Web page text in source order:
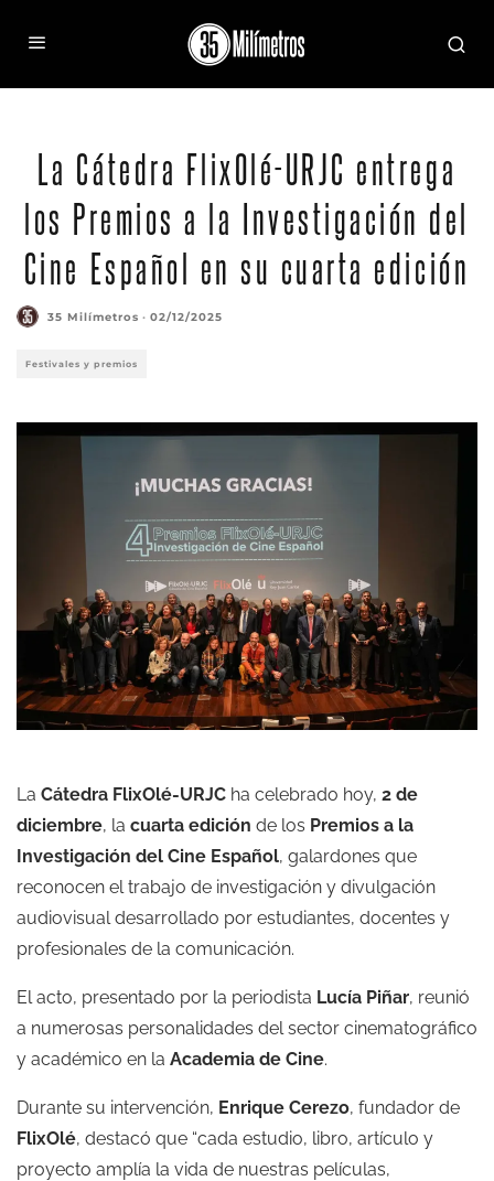
La Cátedra FlixOlé-URJC entrega
los Premios a la Investigación del
Cine Español en su cuarta edición
35 Milímetros · 02/12/2025
Festivales y premios
La Cátedra FlixOlé-URJC ha celebrado hoy, 2 de
diciembre, la cuarta edición de los Premios a la
Investigación del Cine Español, galardones que
reconocen el trabajo de investigación y divulgación
audiovisual desarrollado por estudiantes, docentes y
profesionales de la comunicación.
El acto, presentado por la periodista Lucía Piñar, reunió
a numerosas personalidades del sector cinematográfico
y académico en la Academia de Cine.
Durante su intervención, Enrique Cerezo, fundador de
FlixOlé, destacó que “cada estudio, libro, artículo y
proyecto amplía la vida de nuestras películas,